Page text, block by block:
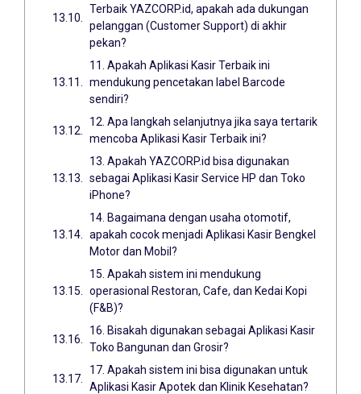
Terbaik YAZCORP.id, apakah ada dukungan
pelanggan (Customer Support) di akhir
pekan?
11. Apakah Aplikasi Kasir Terbaik ini
mendukung pencetakan label Barcode
sendiri?
12. Apa langkah selanjutnya jika saya tertarik
mencoba Aplikasi Kasir Terbaik ini?
13. Apakah YAZCORP.id bisa digunakan
sebagai Aplikasi Kasir Service HP dan Toko
iPhone?
14. Bagaimana dengan usaha otomotif,
apakah cocok menjadi Aplikasi Kasir Bengkel
Motor dan Mobil?
15. Apakah sistem ini mendukung
operasional Restoran, Cafe, dan Kedai Kopi
(F&B)?
16. Bisakah digunakan sebagai Aplikasi Kasir
Toko Bangunan dan Grosir?
17. Apakah sistem ini bisa digunakan untuk
Aplikasi Kasir Apotek dan Klinik Kesehatan?